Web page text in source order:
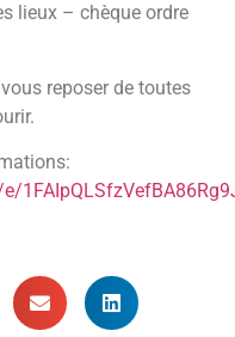
lieux – chèque ordre
reposer de toutes